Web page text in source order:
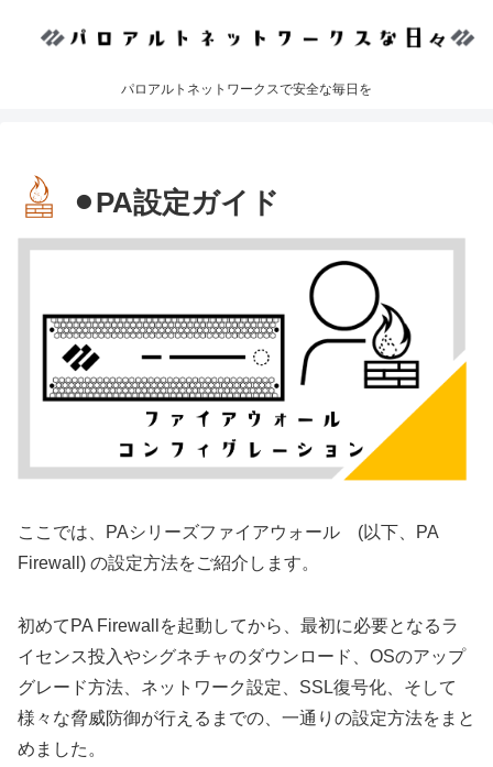
パロアルトネットワークスで安全な毎日を
⚫︎PA設定ガイド
ここでは、PAシリーズファイアウォール (以下、PA
Firewall) の設定方法をご紹介します。
初めてPA Firewallを起動してから、最初に必要となるラ
イセンス投入やシグネチャのダウンロード、OSのアップ
グレード方法、ネットワーク設定、SSL復号化、そして
様々な脅威防御が行えるまでの、一通りの設定方法をまと
めました。